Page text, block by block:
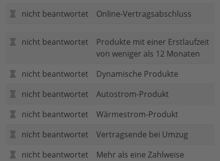
nicht beantwortet
Online-Vertragsabschluss
nicht beantwortet
Produkte mit einer Erstlaufzeit
von weniger als 12 Monaten
nicht beantwortet
Dynamische Produkte
nicht beantwortet
Autostrom-Produkt
nicht beantwortet
Wärmestrom-Produkt
nicht beantwortet
Vertragsende bei Umzug
nicht beantwortet
Mehr als eine Zahlweise